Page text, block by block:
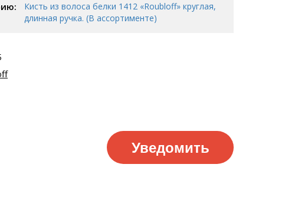
Кисть из волоса белки 1412 «Roubloff» круглая,
длинная ручка. (В ассортименте)
Уведомить